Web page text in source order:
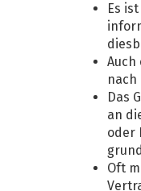
Es
Auch
nach
Das
an
oder
Oft